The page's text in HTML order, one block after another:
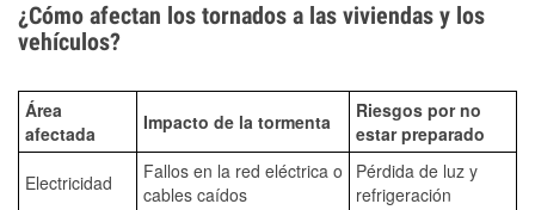
¿Cómo afectan los tornados a las viviendas y los
vehículos?
Área
afectada
Impacto de la tormenta
Riesgos por no
estar preparado
Electricidad
Fallos en la red eléctrica o
cables caídos
Pérdida de luz y
refrigeración